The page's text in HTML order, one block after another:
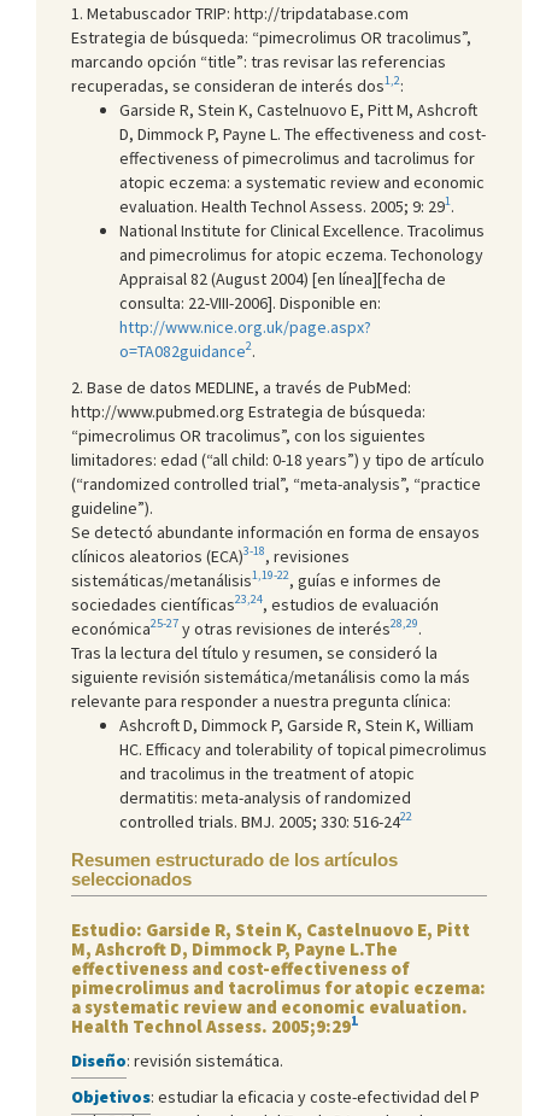
1. Metabuscador TRIP: http://tripdatabase.com
Estrategia de búsqueda: “pimecrolimus OR tracolimus”,
marcando opción “title”: tras revisar las referencias
recuperadas, se consideran de interés dos1,2:
Garside R, Stein K, Castelnuovo E, Pitt M, Ashcroft
D, Dimmock P, Payne L. The effectiveness and cost-
effectiveness of pimecrolimus and tacrolimus for
atopic eczema: a systematic review and economic
evaluation. Health Technol Assess. 2005; 9: 291.
National Institute for Clinical Excellence. Tracolimus
and pimecrolimus for atopic eczema. Techonology
Appraisal 82 (August 2004) [en línea][fecha de
consulta: 22-VIII-2006]. Disponible en:
http://www.nice.org.uk/page.aspx?
o=TA082guidance2.
2. Base de datos MEDLINE, a través de PubMed:
http://www.pubmed.org Estrategia de búsqueda:
“pimecrolimus OR tracolimus”, con los siguientes
limitadores: edad (“all child: 0-18 years”) y tipo de artículo
(“randomized controlled trial”, “meta-analysis”, “practice
guideline”).
Se detectó abundante información en forma de ensayos
clínicos aleatorios (ECA)3-18, revisiones
sistemáticas/metanálisis1,19-22, guías e informes de
sociedades científicas23,24, estudios de evaluación
económica25-27 y otras revisiones de interés28,29.
Tras la lectura del título y resumen, se consideró la
siguiente revisión sistemática/metanálisis como la más
relevante para responder a nuestra pregunta clínica:
Ashcroft D, Dimmock P, Garside R, Stein K, William
HC. Efficacy and tolerability of topical pimecrolimus
and tracolimus in the treatment of atopic
dermatitis: meta-analysis of randomized
controlled trials. BMJ. 2005; 330: 516-2422
Resumen estructurado de los artículos
seleccionados
Estudio: Garside R, Stein K, Castelnuovo E, Pitt
M, Ashcroft D, Dimmock P, Payne L.The
effectiveness and cost-effectiveness of
pimecrolimus and tacrolimus for atopic eczema:
a systematic review and economic evaluation.
Health Technol Assess. 2005;9:291
Diseño: revisión sistemática.
Objetivos: estudiar la eficacia y coste-efectividad del P